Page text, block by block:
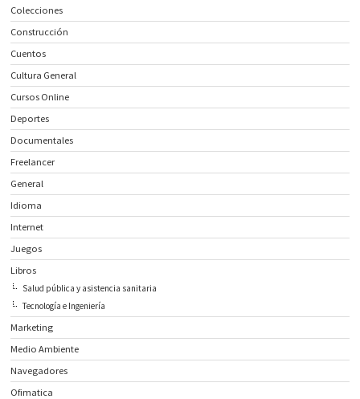
Colecciones
Construcción
Cuentos
Cultura General
Cursos Online
Deportes
Documentales
Freelancer
General
Idioma
Internet
Juegos
Libros
Salud pública y asistencia sanitaria
Tecnología e Ingeniería
Marketing
Medio Ambiente
Navegadores
Ofimatica